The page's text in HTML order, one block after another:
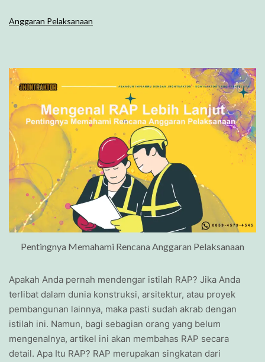
Anggaran Pelaksanaan
Pentingnya Memahami Rencana Anggaran Pelaksanaan
Apakah Anda pernah mendengar istilah RAP? Jika Anda
terlibat dalam dunia konstruksi, arsitektur, atau proyek
pembangunan lainnya, maka pasti sudah akrab dengan
istilah ini. Namun, bagi sebagian orang yang belum
mengenalnya, artikel ini akan membahas RAP secara
detail. Apa Itu RAP? RAP merupakan singkatan dari